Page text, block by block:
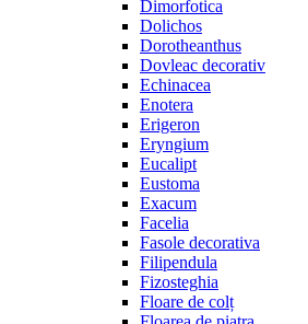
Dimorfotica
Dolichos
Dorotheanthus
Dovleac decorativ
Echinacea
Enotera
Erigeron
Eryngium
Eucalipt
Eustoma
Exacum
Facelia
Fasole decorativa
Filipendula
Fizosteghia
Floare de colț